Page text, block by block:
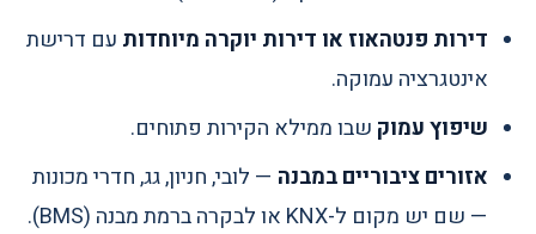
דירות פנטהאוז או דירות יוקרה מיוחדות עם דרישת
אינטגרציה עמוקה.
שיפוץ עמוק שבו ממילא הקירות פתוחים.
אזורים ציבוריים במבנה — לובי, חניון, גג, חדרי מכונות
— שם יש מקום ל-KNX או לבקרה ברמת מבנה (BMS).